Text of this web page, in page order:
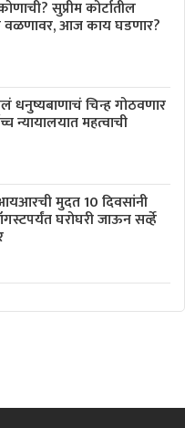
सुप्रीम कोर्टातील
आज काय घडणार?
चिन्ह गोठवणार
न्यायालयात महत्वाची
मुदत 10 दिवसांनी
घरोघरी जाऊन सर्व्हे